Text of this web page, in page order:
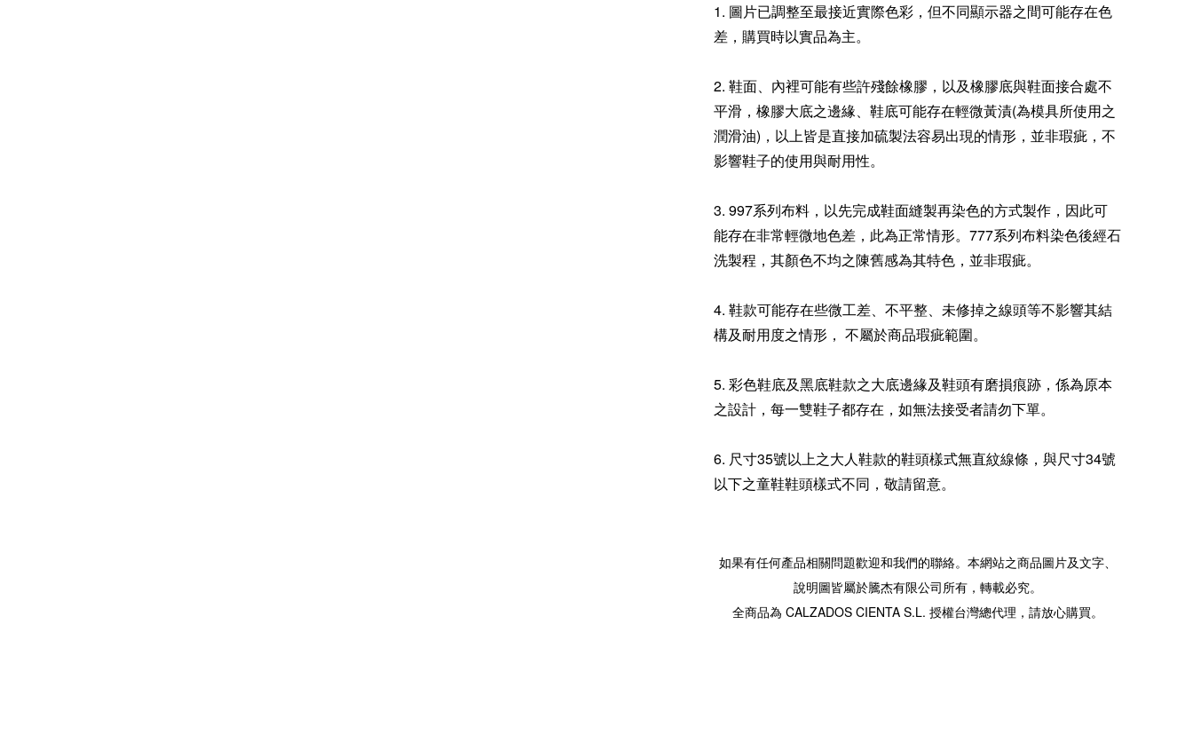
1. 圖片已調整至最接近實際色彩，但不同顯示器之間可能存在色
差，購買時以實品為主。
2. 鞋面、內裡可能有些許殘餘橡膠，以及橡膠底與鞋面接合處不
平滑，橡膠大底之邊緣、鞋底可能存在輕微黃漬(為模具所使用之
潤滑油)，以上皆是直接加硫製法容易出現的情形，並非瑕疵，不
影響鞋子的使用與耐用性。
3. 997系列布料，以先完成鞋面縫製再染色的方式製作，因此可
能存在非常輕微地色差，此為正常情形。777系列布料染色後經石
洗製程，其顏色不均之陳舊感為其特色，並非瑕疵。
4. 鞋款可能存在些微工差、不平整、未修掉之線頭等不影響其結
構及耐用度之情形， 不屬於商品瑕疵範圍。
5. 彩色鞋底及黑底鞋款之大底邊緣及鞋頭有磨損痕跡，係為原本
之設計，每一雙鞋子都存在，如無法接受者請勿下單。
6. 尺寸35號以上之大人鞋款的鞋頭樣式無直紋線條，與尺寸34號
以下之童鞋鞋頭樣式不同，敬請留意。
如果有任何產品相關問題歡迎和我們的聯絡。本網站之商品圖片及文字、
說明圖皆屬於騰杰有限公司所有，轉載必究。
全商品為 CALZADOS CIENTA S.L. 授權台灣總代理，請放心購買。